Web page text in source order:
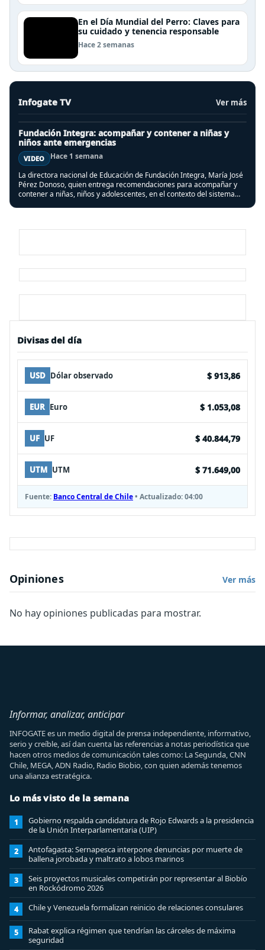
En el Día Mundial del Perro: Claves para
su cuidado y tenencia responsable
Hace 2 semanas
Infogate TV Ver más
Fundación Integra: acompañar y contener a niñas y
niños ante emergencias
VIDEO
Hace 1 semana
La directora nacional de Educación de Fundación Integra, María José
Pérez Donoso, quien entrega recomendaciones para acompañar y
contener a niñas, niños y adolescentes, en el contexto del sistema
Divisas del día
USD Dólar observado $ 913,86
EUR Euro $ 1.053,08
UF UF $ 40.844,79
UTM UTM $ 71.649,00
Fuente: Banco Central de Chile• Actualizado:04:00
Opiniones Ver más
No hay opiniones publicadas para mostrar.
Informar, analizar, anticipar
INFOGATE es un medio digital de prensa independiente, informativo,
serio y creíble, así dan cuenta las referencias a notas periodística que
hacen otros medios de comunicación tales como: La Segunda, CNN
Chile, MEGA, ADN Radio, Radio Biobio, con quien además tenemos
una alianza estratégica.
Lo más visto de la semana
1
Gobierno respalda candidatura de Rojo Edwards a la presidencia
de la Unión Interparlamentaria (UIP)
2
Antofagasta: Sernapesca interpone denuncias por muerte de
ballena jorobada y maltrato a lobos marinos
3
Seis proyectos musicales competirán por representar al Biobío
en Rockódromo 2026
4 Chile y Venezuela formalizan reinicio de relaciones consulares
5
Rabat explica régimen que tendrían las cárceles de máxima
seguridad